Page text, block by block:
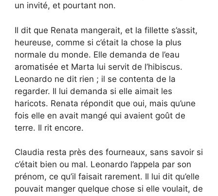
un invité, et pourtant non.
Il dit que Renata mangerait, et la fillette s’assit,
heureuse, comme si c’était la chose la plus
normale du monde. Elle demanda de l’eau
aromatisée et Marta lui servit de l’hibiscus.
Leonardo ne dit rien ; il se contenta de la
regarder. Il lui demanda si elle aimait les
haricots. Renata répondit que oui, mais qu’une
fois elle en avait mangé qui avaient goût de
terre. Il rit encore.
Claudia resta près des fourneaux, sans savoir si
c’était bien ou mal. Leonardo l’appela par son
prénom, ce qu’il faisait rarement. Il lui dit qu’elle
pouvait manger quelque chose si elle voulait, de